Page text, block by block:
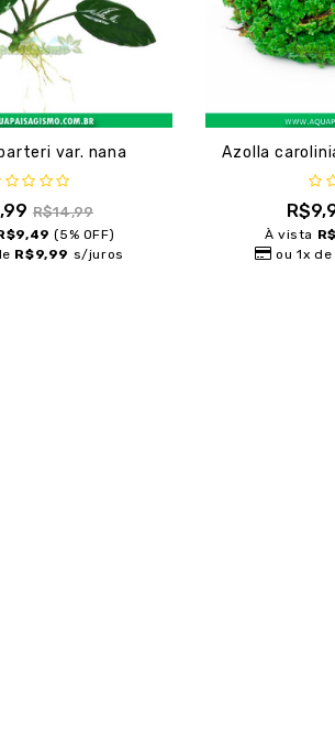
var. nana
R$14,99
(5% OFF)
R$9,99 s/juros
À vista
ou 1x de